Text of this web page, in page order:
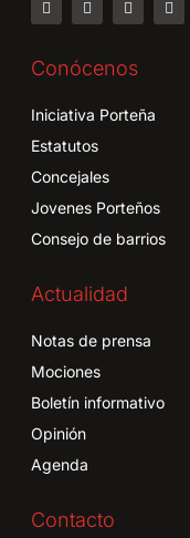
Conócenos
Iniciativa Porteña
Estatutos
Concejales
Jovenes Porteños
Consejo de barrios
Actualidad
Notas de prensa
Mociones
Boletín informativo
Opinión
Agenda
Contacto